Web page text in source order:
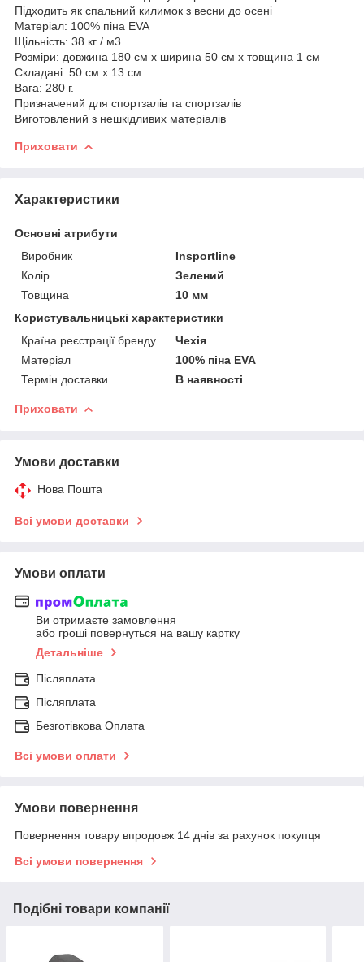
Підходить як спальний килимок з весни до осені
Матеріал: 100% піна EVA
Щільність: 38 кг / м3
Розміри: довжина 180 см х ширина 50 см х товщина 1 см
Складані: 50 см х 13 см
Вага: 280 г.
Призначений для спортзалів та спортзалів
Виготовлений з нешкідливих матеріалів
Приховати
Характеристики
Основні атрибути
Виробник
Insportline
Колір
Зелений
Товщина
10 мм
Користувальницькі характеристики
Країна реєстрації бренду
Чехія
Матеріал
100% піна EVA
Термін доставки
В наявності
Приховати
Умови доставки
Нова Пошта
Всі умови доставки
Умови оплати
Ви отримаєте замовлення
або гроші повернуться на вашу картку
Детальніше
Післяплата
Післяплата
Безготівкова Оплата
Всі умови оплати
Умови повернення
Повернення товару впродовж 14 днів за рахунок покупця
Всі умови повернення
Подібні товари компанії